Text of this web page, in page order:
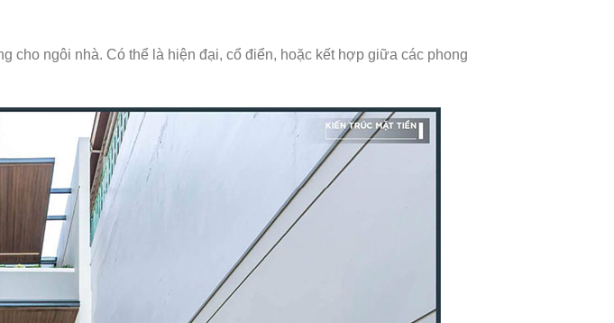
cho ngôi nhà. Có thể là hiện đại, cổ điển, hoặc kết hợp giữa các phong